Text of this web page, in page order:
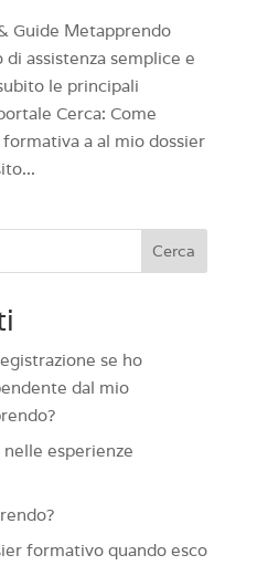
Guide Metapprendo
di assistenza semplice e
le principali
Cerca: Come
a al mio dossier
Cerca
se ho
dal mio
esperienze
formativo quando esco